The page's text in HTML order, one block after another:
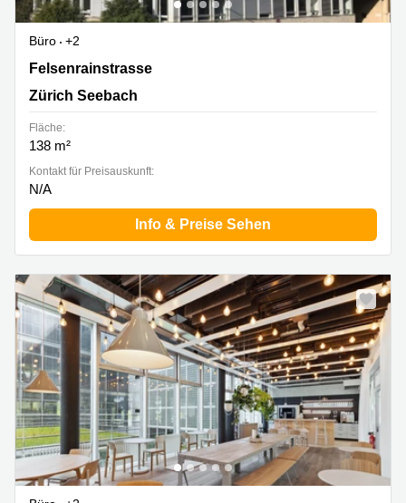
Büro
+2
Felsenrainstrasse 1, Zürich Seebach
Felsenrainstrasse
Zürich Seebach
Fläche:
138 m²
Kontakt für Preisauskunft:
N/A
Info & Preise Sehen